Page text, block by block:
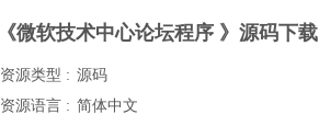
《微软技术中心论坛程序 》源码下载
资源类型 : 源码
资源语言 : 简体中文